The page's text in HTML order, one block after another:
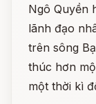
Ngô Quyền
lãnh đạo
trên sông
thúc hơn
một thời kì